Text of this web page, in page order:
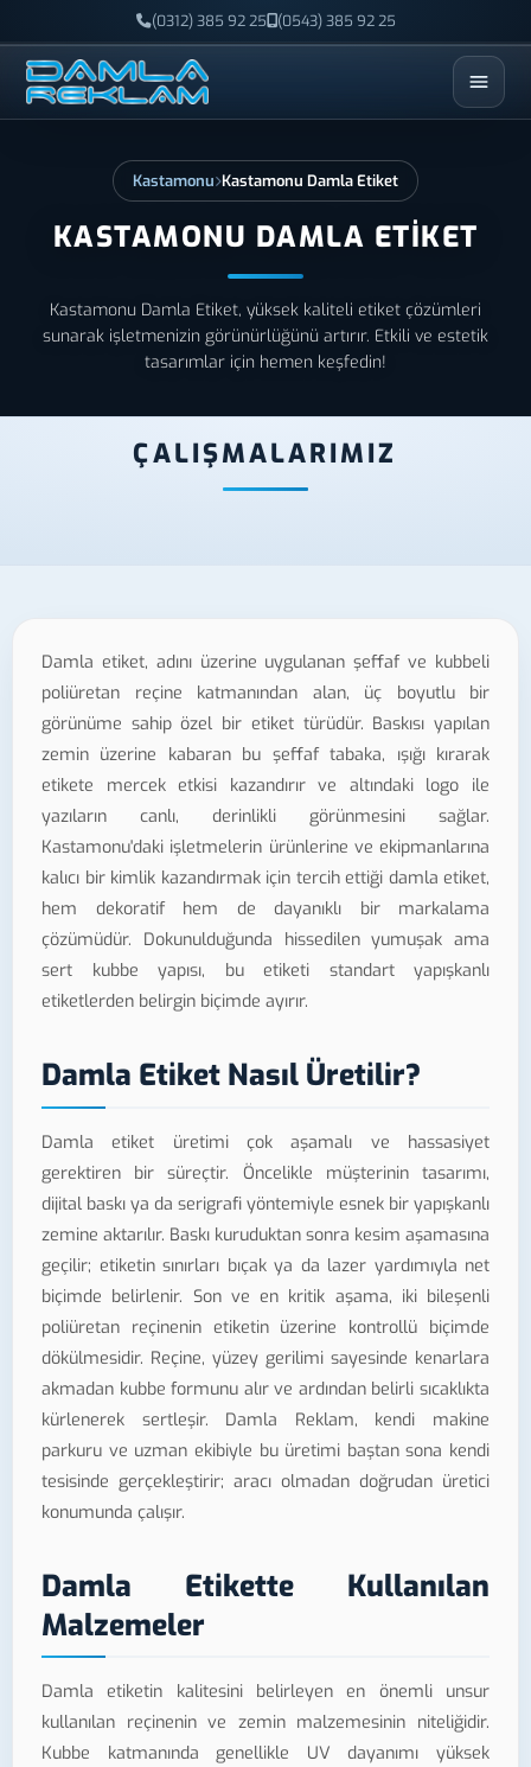
(0312) 385 92 25 (0543) 385 92 25
ESC
Kastamonu Kastamonu Damla Etiket
KASTAMONU DAMLA ETIKET
Kastamonu Damla Etiket, yüksek kaliteli etiket çözümleri
sunarak işletmenizin görünürlüğünü artırır. Etkili ve estetik
tasarımlar için hemen keşfedin!
ÇALIŞMALARIMIZ
Damla etiket, adını üzerine uygulanan şeffaf ve kubbeli
poliüretan reçine katmanından alan, üç boyutlu bir
görünüme sahip özel bir etiket türüdür. Baskısı yapılan
zemin üzerine kabaran bu şeffaf tabaka, ışığı kırarak
etikete mercek etkisi kazandırır ve altındaki logo ile
yazıların canlı, derinlikli görünmesini sağlar.
Kastamonu'daki işletmelerin ürünlerine ve ekipmanlarına
kalıcı bir kimlik kazandırmak için tercih ettiği damla etiket,
hem dekoratif hem de dayanıklı bir markalama
çözümüdür. Dokunulduğunda hissedilen yumuşak ama
sert kubbe yapısı, bu etiketi standart yapışkanlı
etiketlerden belirgin biçimde ayırır.
Damla Etiket Nasıl Üretilir?
Damla etiket üretimi çok aşamalı ve hassasiyet
gerektiren bir süreçtir. Öncelikle müşterinin tasarımı,
dijital baskı ya da serigrafi yöntemiyle esnek bir yapışkanlı
zemine aktarılır. Baskı kuruduktan sonra kesim aşamasına
geçilir; etiketin sınırları bıçak ya da lazer yardımıyla net
biçimde belirlenir. Son ve en kritik aşama, iki bileşenli
poliüretan reçinenin etiketin üzerine kontrollü biçimde
dökülmesidir. Reçine, yüzey gerilimi sayesinde kenarlara
akmadan kubbe formunu alır ve ardından belirli sıcaklıkta
kürlenerek sertleşir. Damla Reklam, kendi makine
parkuru ve uzman ekibiyle bu üretimi baştan sona kendi
tesisinde gerçekleştirir; aracı olmadan doğrudan üretici
konumunda çalışır.
Damla Etikette Kullanılan
Malzemeler
Damla etiketin kalitesini belirleyen en önemli unsur
kullanılan reçinenin ve zemin malzemesinin niteliğidir.
Kubbe katmanında genellikle UV dayanımı yüksek